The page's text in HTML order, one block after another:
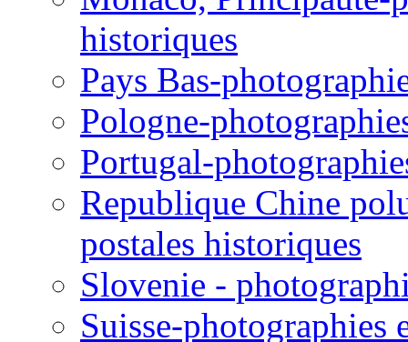
historiques
Pays Bas-
Pologne-
Portugal-
Republique Chine
postales historiques
Slovenie -
Suisse-photographies